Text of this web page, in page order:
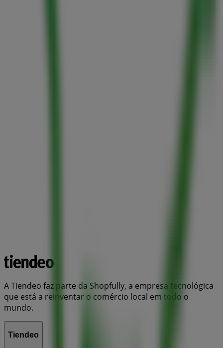
A Tiendeo faz parte da Shopfully, a empresa tecnológica
que está a reinventar o comércio local em todo o
mundo.
Tiendeo